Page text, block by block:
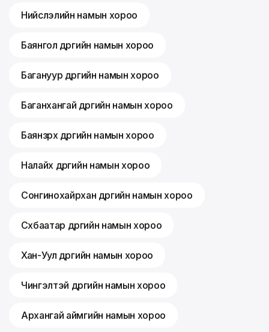
Нийслэлийн намын хороо
Баянгол дүүргийн намын хороо
Багануур дүүргийн намын хороо
Баганхангай дүүргийн намын хороо
Баянзүрх дүүргийн намын хороо
Налайх дүүргийн намын хороо
Сонгинохайрхан дүүргийн намын хороо
Сүхбаатар дүүргийн намын хороо
Хан-Уул дүүргийн намын хороо
Чингэлтэй дүүргийн намын хороо
Архангай аймгийн намын хороо